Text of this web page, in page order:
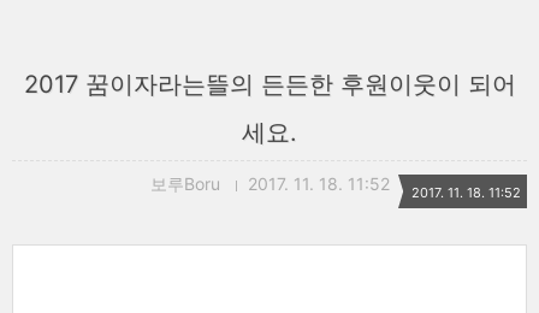
2017 꿈이자라는뜰의 든든한 후원이웃이 되어
세요.
보루Boru 2017. 11. 18. 11:52 2017. 11. 18. 11:52